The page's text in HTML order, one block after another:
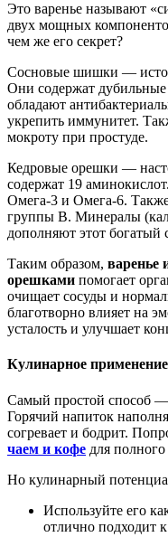
Это варенье называют
двух мощных
чем же его секрет?
Сосновые шишки —
Они содержат
обладают
укрепить иммунитет.
мокроту при простуде.
Кедровые орешки —
содержат 19
Омега-3 и Омега-6.
группы B. Минералы
дополняют этот богатый
Таким образом, варенье
орешками помогает
очищает сосуды и
благотворно влияет на
усталость и улучшает
Кулинарное
Самый простой способ —
Горячий напиток
согревает и бодрит.
чаем и кофе для
Но кулинарный
Используйте его
отлично подходит